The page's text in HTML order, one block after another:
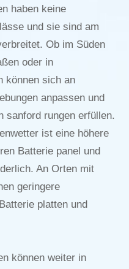
haben keine
und sie sind am
Ob im Süden
oder in
können sich an
anpassen und
sanford rungen erfüllen.
ist eine höhere
Batterie panel und
An Orten mit
geringere
platten und
können weiter in